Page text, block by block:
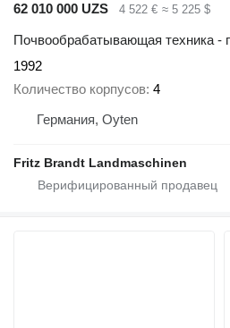
62 010 000 UZS
4 522 € ≈ 5 225 $
Почвообрабатывающая техника -
1992
Количество корпусов 4
Германия, Oyten
Fritz Brandt Landmaschinen